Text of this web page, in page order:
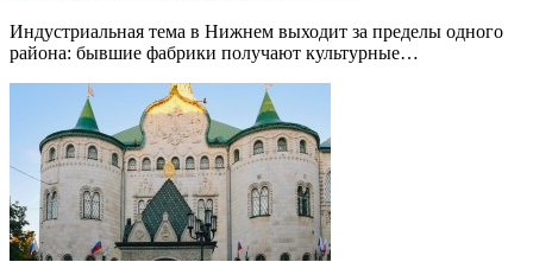
Индустриальная тема в Нижнем выходит за пределы одного
района: бывшие фабрики получают культурные…